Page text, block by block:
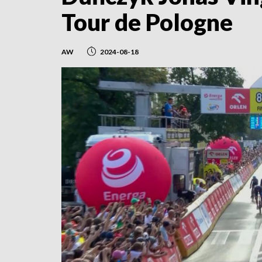
Tour de Pologne
AW 2024-08-18